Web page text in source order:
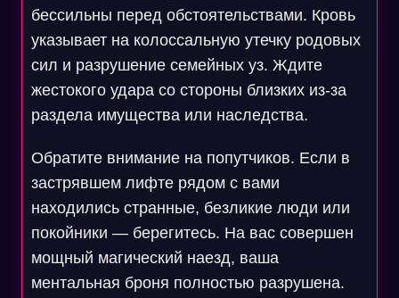
бессильны перед обстоятельствами. Кровь
указывает на колоссальную утечку родовых
сил и разрушение семейных уз. Ждите
жестокого удара со стороны близких из-за
раздела имущества или наследства.
Обратите внимание на попутчиков. Если в
застрявшем лифте рядом с вами
находились странные, безликие люди или
покойники — берегитесь. На вас совершен
мощный магический наезд, ваша
ментальная броня полностью разрушена.